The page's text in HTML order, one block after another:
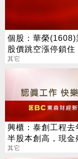
個股：華榮(1608)
股價跳空漲停鎖住
其它
興櫃：泰創工程去
半股本創高，現金
逾5％，估今年業
其它